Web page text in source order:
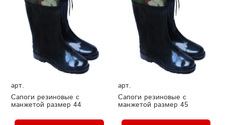
арт.
Сапоги резиновые с
манжетой размер 44
арт.
Сапоги резиновые с
манжетой размер 45